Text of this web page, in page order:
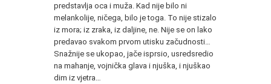
predstavlja oca i muža. Kad nije bilo ni
melankolije, ničega, bilo je toga. To nije stizalo
iz mora; iz zraka, iz daljine, ne. Nije se on lako
predavao svakom prvom utisku začudnosti…
Snažnije se ukopao, jače isprsio, usredsredio
na mahanje, vojnička glava i njuška, i njuškao
dim iz vjetra…